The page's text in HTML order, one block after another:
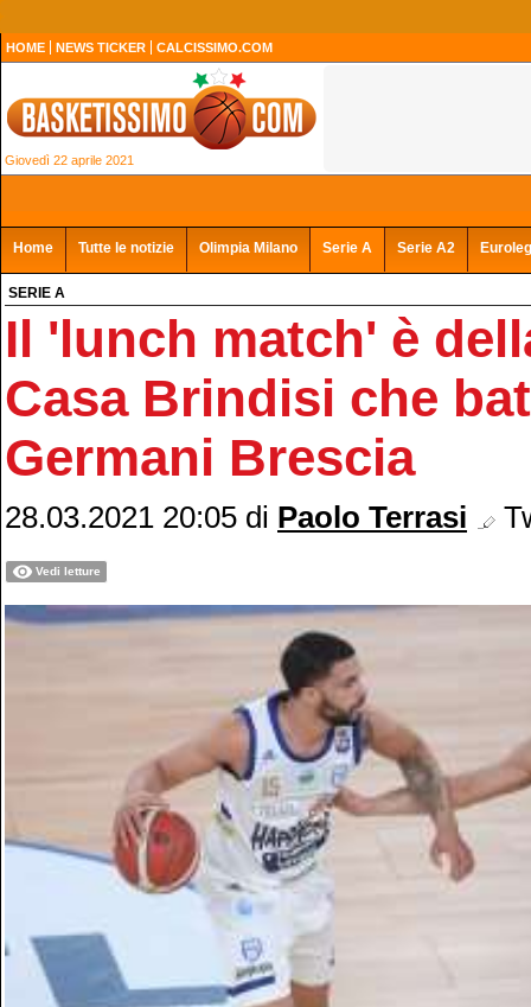
HOME NEWS TICKER CALCISSIMO.COM
Giovedì 22 aprile 2021
Home Tutte le notizie Olimpia Milano Serie A Serie A2
SERIE A
Il 'lunch match' è
Casa Brindisi che
Germani Brescia
28.03.2021 20:05 di Paolo Terrasi
Vedi letture